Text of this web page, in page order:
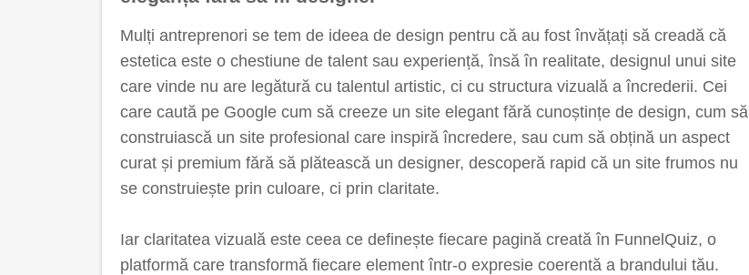
Mulți antreprenori se tem de ideea de design pentru că au fost învățați să creadă că
estetica este o chestiune de talent sau experiență, însă în realitate, designul unui site
care vinde nu are legătură cu talentul artistic, ci cu structura vizuală a încrederii. Cei
care caută pe Google cum să creeze un site elegant fără cunoștințe de design, cum să
construiască un site profesional care inspiră încredere, sau cum să obțină un aspect
curat și premium fără să plătească un designer, descoperă rapid că un site frumos nu
se construiește prin culoare, ci prin claritate.
Iar claritatea vizuală este ceea ce definește fiecare pagină creată în FunnelQuiz, o
platformă care transformă fiecare element într-o expresie coerentă a brandului tău.